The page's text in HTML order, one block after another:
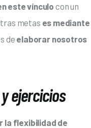
este vínculo con un
metas es mediante
de elaborar nosotros
ejercicios
r la flexibilidad de